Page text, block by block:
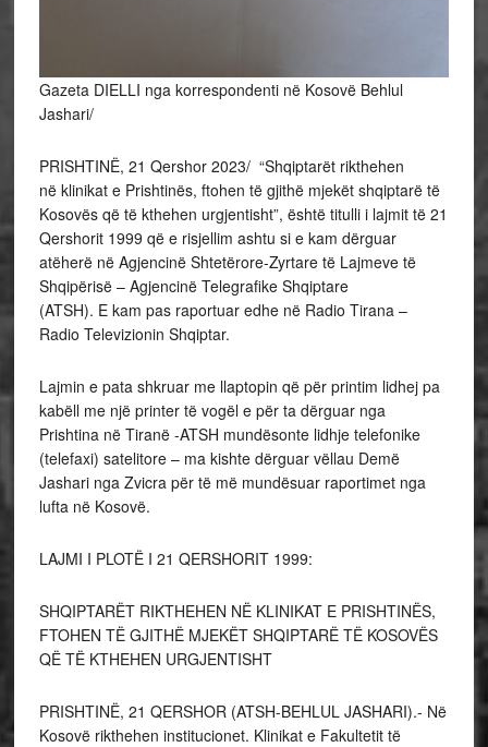
Gazeta DIELLI nga korrespondenti në Kosovë Behlul
Jashari/
PRISHTINË, 21 Qershor 2023/ “Shqiptarët rikthehen
në klinikat e Prishtinës, ftohen të gjithë mjekët shqiptarë të
Kosovës që të kthehen urgjentisht”, është titulli i lajmit të 21
Qershorit 1999 që e risjellim ashtu si e kam dërguar
atëherë në Agjencinë Shtetërore-Zyrtare të Lajmeve të
Shqipërisë – Agjencinë Telegrafike Shqiptare
(ATSH). E kam pas raportuar edhe në Radio Tirana –
Radio Televizionin Shqiptar.
Lajmin e pata shkruar me llaptopin që për printim lidhej pa
kabëll me një printer të vogël e për ta dërguar nga
Prishtina në Tiranë -ATSH mundësonte lidhje telefonike
(telefaxi) satelitore – ma kishte dërguar vëllau Demë
Jashari nga Zvicra për të më mundësuar raportimet nga
lufta në Kosovë.
LAJMI I PLOTË I 21 QERSHORIT 1999:
SHQIPTARËT RIKTHEHEN NË KLINIKAT E PRISHTINËS,
FTOHEN TË GJITHË MJEKËT SHQIPTARË TË KOSOVËS
QË TË KTHEHEN URGJENTISHT
PRISHTINË, 21 QERSHOR (ATSH-BEHLUL JASHARI).- Në
Kosovë rikthehen institucionet. Klinikat e Fakultetit të